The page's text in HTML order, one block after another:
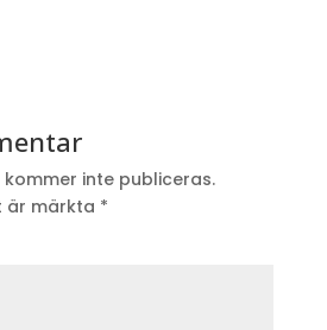
inte publiceras.
är märkta *